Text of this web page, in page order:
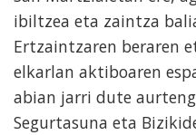
ibiltzea eta zaintza
Ertzaintzaren beraren
elkarlan aktiboaren
abian jarri dute
Segurtasuna eta